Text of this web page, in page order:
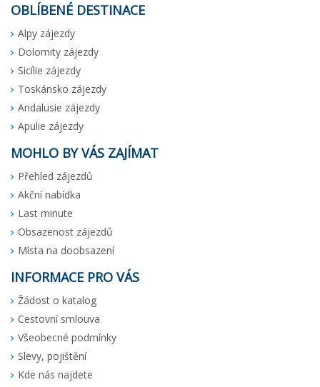
OBLÍBENÉ DESTINACE
Alpy zájezdy
Dolomity zájezdy
Sicílie zájezdy
Toskánsko zájezdy
Andalusie zájezdy
Apulie zájezdy
MOHLO BY VÁS ZAJÍMAT
Přehled zájezdů
Akční nabídka
Last minute
Obsazenost zájezdů
Místa na doobsazení
INFORMACE PRO VÁS
Žádost o katalog
Cestovní smlouva
Všeobecné podmínky
Slevy, pojištění
Kde nás najdete